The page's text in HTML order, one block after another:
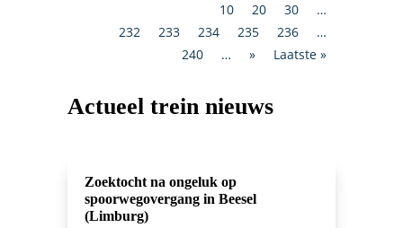
10
20 30
…
232
233 234 235 236
…
240
… » Laatste »
Actueel trein nieuws
Zoektocht na ongeluk op
spoorwegovergang in Beesel
(Limburg)